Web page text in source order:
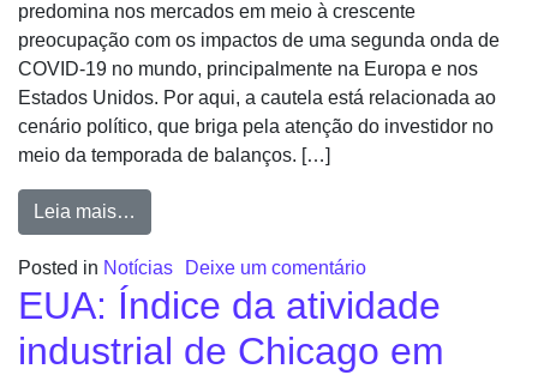
predomina nos mercados em meio à crescente
preocupação com os impactos de uma segunda onda de
COVID-19 no mundo, principalmente na Europa e nos
Estados Unidos. Por aqui, a cautela está relacionada ao
cenário político, que briga pela atenção do investidor no
meio da temporada de balanços. […]
Leia mais…
Posted in Notícias Deixe um comentário
EUA: Índice da atividade
industrial de Chicago em